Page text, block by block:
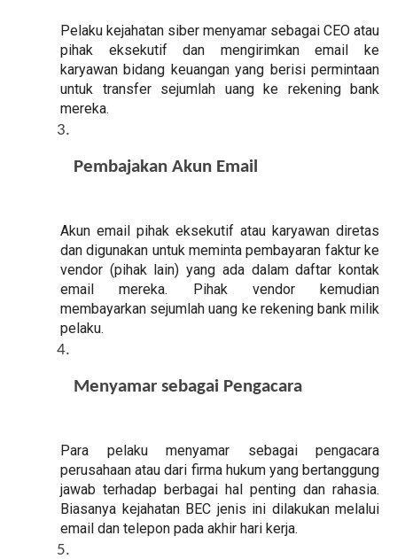
Pelaku kejahatan siber menyamar sebagai CEO atau
pihak eksekutif dan mengirimkan email ke
karyawan bidang keuangan yang berisi permintaan
untuk transfer sejumlah uang ke rekening bank
mereka.
Pembajakan Akun Email
Akun email pihak eksekutif atau karyawan diretas
dan digunakan untuk meminta pembayaran faktur ke
vendor (pihak lain) yang ada dalam daftar kontak
email mereka. Pihak vendor kemudian
membayarkan sejumlah uang ke rekening bank milik
pelaku.
Menyamar sebagai Pengacara
Para pelaku menyamar sebagai pengacara
perusahaan atau dari firma hukum yang bertanggung
jawab terhadap berbagai hal penting dan rahasia.
Biasanya kejahatan BEC jenis ini dilakukan melalui
email dan telepon pada akhir hari kerja.